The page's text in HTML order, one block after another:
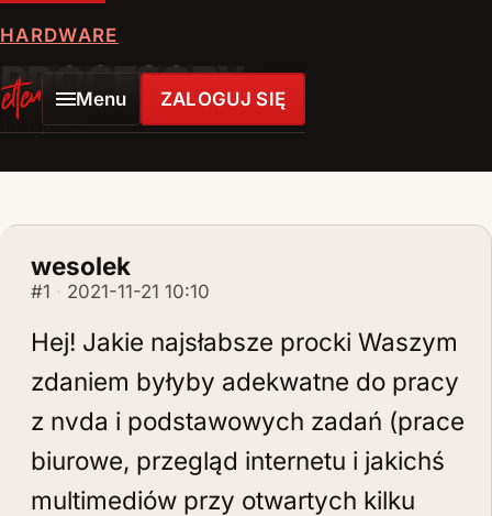
ELTENLINK
Menu ZALOGUJ SIĘ
HARDWARE
PROCESORY
14 wpisów
wesolek
#1 2021-11-21 10:10
Hej! Jakie najsłabsze procki Waszym
zdaniem byłyby adekwatne do pracy
z nvda i podstawowych zadań (prace
biurowe, przegląd internetu i jakichś
multimediów przy otwartych kilku